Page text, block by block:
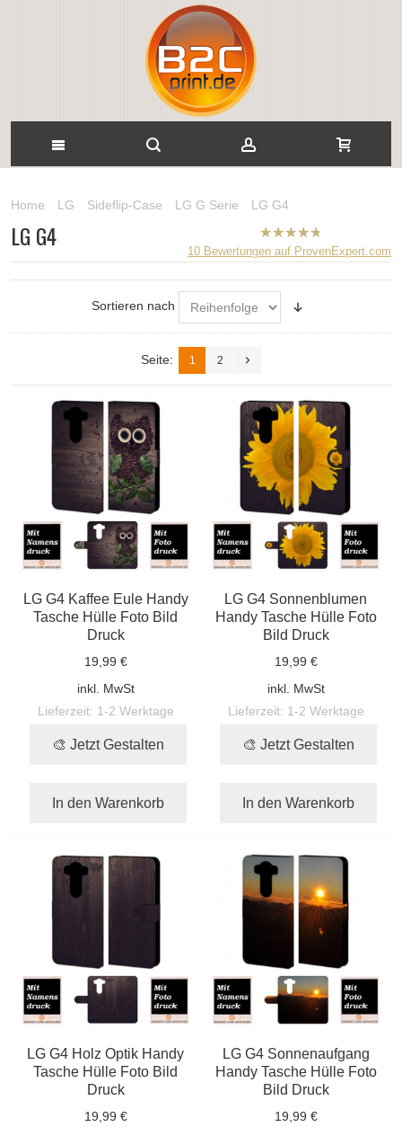
Home LG Sideflip-Case LG G Serie LG G4
B2CPrint
hat5von
5
Sternen |
10 Bewertungen auf ProvenExpert.com
LG G4
Sortieren nach
Seite: 1 2
LG G4 Kaffee Eule Handy
Tasche Hülle Foto Bild
Druck
19,99 €
inkl. MwSt
Lieferzeit: 1-2 Werktage
🎨 Jetzt Gestalten
In den Warenkorb
LG G4 Sonnenblumen
Handy Tasche Hülle Foto
Bild Druck
19,99 €
inkl. MwSt
Lieferzeit: 1-2 Werktage
🎨 Jetzt Gestalten
In den Warenkorb
LG G4 Holz Optik Handy
Tasche Hülle Foto Bild
Druck
19,99 €
LG G4 Sonnenaufgang
Handy Tasche Hülle Foto
Bild Druck
19,99 €